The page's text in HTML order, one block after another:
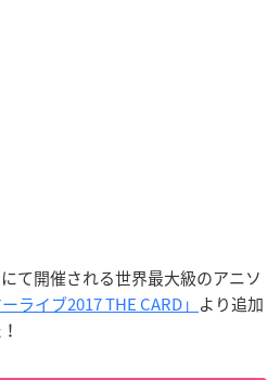
て開催される世界最大級のアニソ
ライブ2017 THE CARD」 より追加